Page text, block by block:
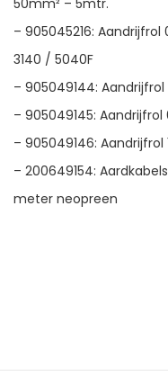
50mm² – 5mtr.
– 905045216:
3140 / 5040F
– 905049144: Aandrijfrol
– 905049145:
– 905049146: Aandrijfrol
– 200649154:
meter neopreen